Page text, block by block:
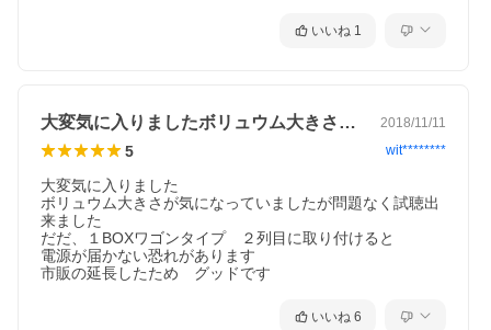
いいね 1
大変気に入りましたボリュウム大きさが気… 2018/11/11
5 wit********
大変気に入りました
ボリュウム大きさが気になっていましたが問題なく試聴出
来ました
だだ、１BOXワゴンタイプ　２列目に取り付けると
電源が届かない恐れがあります
市販の延長したため　グッドです
いいね 6